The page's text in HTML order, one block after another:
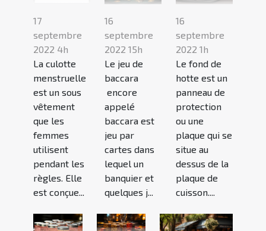
17
septembre
2022 4h
La culotte
menstruelle
est un sous
vêtement
que les
femmes
utilisent
pendant les
règles. Elle
est conçue...
16
septembre
2022 15h
Le jeu de
baccara
encore
appelé
baccara est
jeu par
cartes dans
lequel un
banquier et
quelques j...
16
septembre
2022 1h
Le fond de
hotte est un
panneau de
protection
ou une
plaque qui se
situe au
dessus de la
plaque de
cuisson....